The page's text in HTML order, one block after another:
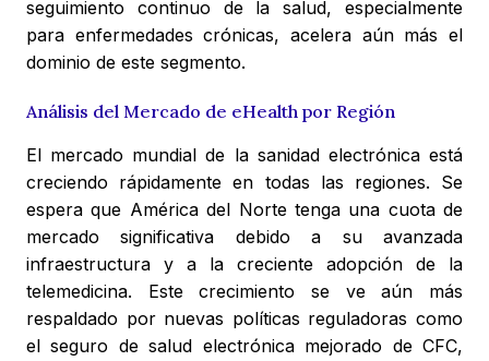
seguimiento continuo de la salud, especialmente
para enfermedades crónicas, acelera aún más el
dominio de este segmento.
Análisis del Mercado de eHealth por Región
El mercado mundial de la sanidad electrónica está
creciendo rápidamente en todas las regiones. Se
espera que América del Norte tenga una cuota de
mercado significativa debido a su avanzada
infraestructura y a la creciente adopción de la
telemedicina. Este crecimiento se ve aún más
respaldado por nuevas políticas reguladoras como
el seguro de salud electrónica mejorado de CFC,